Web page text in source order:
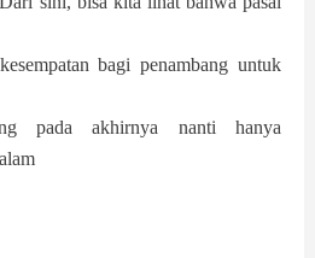
bagi penambang untuk
pada akhirnya nanti hanya